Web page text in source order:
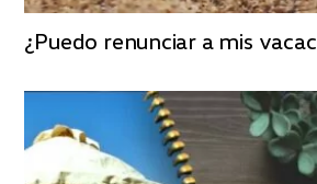
¿Puedo renunciar a mis